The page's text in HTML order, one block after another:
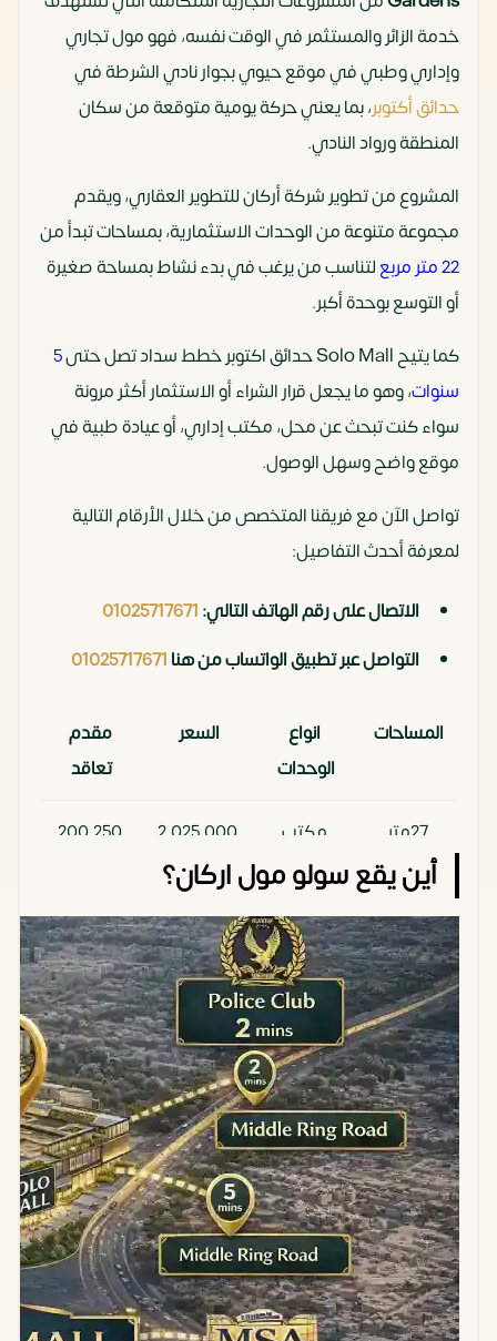
خدمة الزائر والمستثمر في الوقت نفسه، فهو مول تجاري
وإداري وطبي في موقع حيوي بجوار نادي الشرطة في
حدائق أكتوبر، بما يعني حركة يومية متوقعة من سكان
المنطقة ورواد النادي.
المشروع من تطوير شركة أركان للتطوير العقاري، ويقدم
مجموعة متنوعة من الوحدات الاستثمارية، بمساحات تبدأ من
22 متر مربع
لتناسب من يرغب في بدء نشاط بمساحة صغيرة
أو التوسع بوحدة أكبر.
كما يتيح Solo Mall حدائق اكتوبر خطط سداد تصل حتى
5
سنوات، وهو ما يجعل قرار الشراء أو الاستثمار أكثر مرونة
سواء كنت تبحث عن محل، مكتب إداري، أو عيادة طبية في
موقع واضح وسهل الوصول.
تواصل الآن مع فريقنا المتخصص من خلال الأرقام التالية
لمعرفة أحدث التفاصيل:
الاتصال على رقم الهاتف التالي:01025717671
التواصل عبر تطبيق الواتساب من هنا01025717671
المساحات
انواع
الوحدات
السعر
مقدم
تعاقد
27متر
مكتب
اداري
2,025,000
جنيه مصري
200,250
22متر
مكتب
اداري
1,950,000
جنيه مصري
195,000
ألف
35متر
محل
تجاري
3,375,000
جنيه مصري
437,000
ألف
40متر
محل
تجاري
5,000,000
جنيه مصري
500,000
ألف
أين يقع سولو مول اركان؟